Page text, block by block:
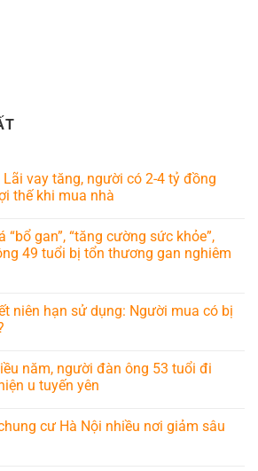
Lãi vay tăng, người có 2-4 tỷ đồng
thế khi mua nhà
“bổ gan”, “tăng cường sức khỏe”,
49 tuổi bị tổn thương gan nghiêm
niên hạn sử dụng: Người mua có bị
năm, người đàn ông 53 tuổi đi
u tuyến yên
cư Hà Nội nhiều nơi giảm sâu